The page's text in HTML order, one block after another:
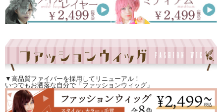
▼高品質ファイバーを採用してリニューアル！
いつでもお洒落な自分で「ファッションウィッグ」